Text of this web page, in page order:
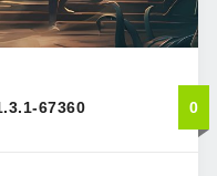
67360 0